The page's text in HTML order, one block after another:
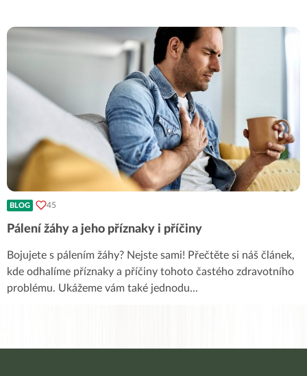
BLOG 45
Pálení žáhy a jeho příznaky i příčiny
Bojujete s pálením žáhy? Nejste sami! Přečtěte si náš článek,
kde odhalíme příznaky a příčiny tohoto častého zdravotního
problému. Ukážeme vám také jednodu...